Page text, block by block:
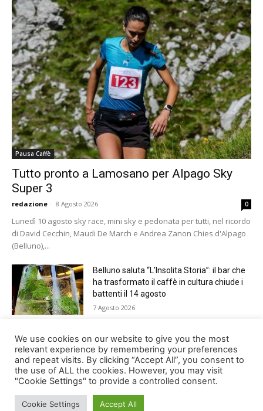
Pausa Caffè
Tutto pronto a Lamosano per Alpago Sky
Super 3
redazione - 8 Agosto 2026 0
Lunedì 10 agosto sky race, mini sky e pedonata per tutti, nel ricordo
di David Cecchin, Maudi De March e Andrea Zanon Chies d'Alpago
(Belluno),...
Belluno saluta “L’Insolita Storia”: il bar che
ha trasformato il caffè in cultura chiude i
battenti il 14 agosto
7 Agosto 2026
Giro del Lago di Santa Croce 2026.
Appuntamento domenica 16 agosto
7 Agosto 2026
We use cookies on our website to give you the most
relevant experience by remembering your preferences
and repeat visits. By clicking “Accept All”, you consent to
the use of ALL the cookies. However, you may visit
"Cookie Settings" to provide a controlled consent.
Cookie Settings Accept All